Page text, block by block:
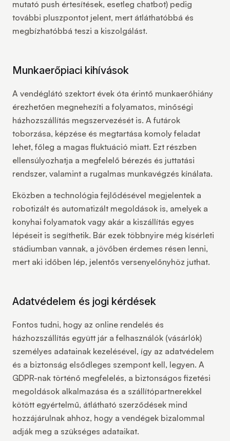
mutató push értesítések, esetleg chatbot) pedig
további pluszpontot jelent, mert átláthatóbbá és
megbízhatóbbá teszi a kiszolgálást.
Munkaerőpiaci kihívások
A vendéglátó szektort évek óta érintő munkaerőhiány
érezhetően megnehezíti a folyamatos, minőségi
házhozszállítás megszervezését is. A futárok
toborzása, képzése és megtartása komoly feladat
lehet, főleg a magas fluktuáció miatt. Ezt részben
ellensúlyozhatja a megfelelő bérezés és juttatási
rendszer, valamint a rugalmas munkavégzés kínálata.
Eközben a technológia fejlődésével megjelentek a
robotizált és automatizált megoldások is, amelyek a
konyhai folyamatok vagy akár a kiszállítás egyes
lépéseit is segíthetik. Bár ezek többnyire még kísérleti
stádiumban vannak, a jövőben érdemes résen lenni,
mert aki időben lép, jelentős versenyelőnyhöz juthat.
Adatvédelem és jogi kérdések
Fontos tudni, hogy az online rendelés és
házhozszállítás együtt jár a felhasználók (vásárlók)
személyes adatainak kezelésével, így az adatvédelem
és a biztonság elsődleges szempont kell, legyen. A
GDPR-nak történő megfelelés, a biztonságos fizetési
megoldások alkalmazása és a szállítópartnerekkel
kötött egyértelmű, átlátható szerződések mind
hozzájárulnak ahhoz, hogy a vendégek bizalommal
adják meg a szükséges adataikat.